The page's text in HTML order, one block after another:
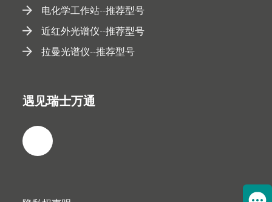
电化学工作站--推荐型号
近红外光谱仪--推荐型号
拉曼光谱仪--推荐型号
遇见瑞士万通